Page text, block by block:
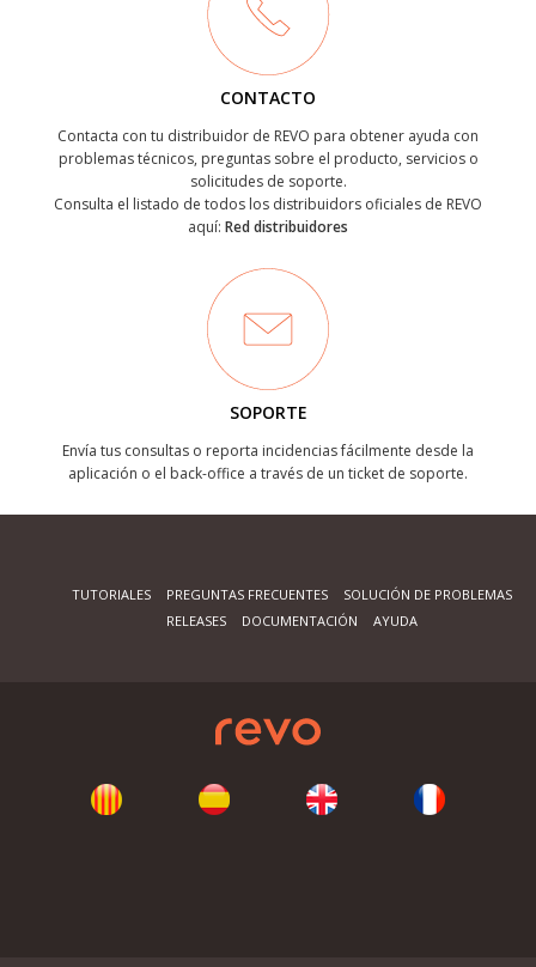
CONTACTO
Contacta con tu distribuidor de REVO para obtener ayuda con
problemas técnicos, preguntas sobre el producto, servicios o
solicitudes de soporte.
Consulta el listado de todos los distribuidors oficiales de REVO
aquí: Red distribuidores
SOPORTE
Envía tus consultas o reporta incidencias fácilmente desde la
aplicación o el back-office a través de un ticket de soporte.
TUTORIALES PREGUNTAS FRECUENTES
SOLUCIÓN DE PROBLEMAS
RELEASES
DOCUMENTACIÓN AYUDA